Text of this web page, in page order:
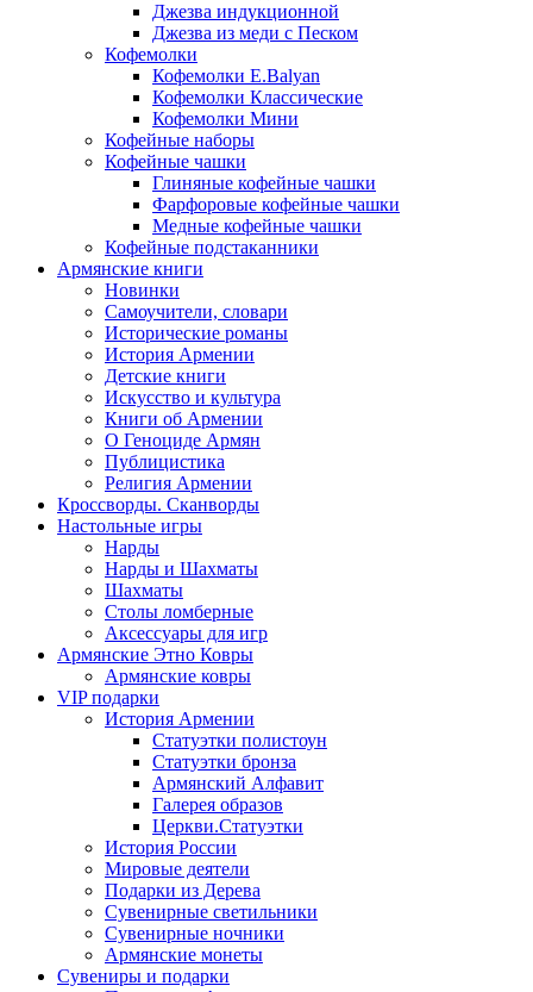
Джезва индукционной
Джезва из меди с Песком
Кофемолки
Кофемолки E.Balyan
Кофемолки Классические
Кофемолки Мини
Кофейные наборы
Кофейные чашки
Глиняные кофейные чашки
Фарфоровые кофейные чашки
Медные кофейные чашки
Кофейные подстаканники
Армянские книги
Новинки
Самоучители, словари
Исторические романы
История Армении
Детские книги
Иcкусство и культура
Книги об Армении
О Геноциде Армян
Публицистика
Религия Армении
Кроссворды. Сканворды
Настольные игры
Нарды
Нарды и Шахматы
Шахматы
Столы ломберные
Аксессуары для игр
Армянские Этно Ковры
Армянские ковры
VIP подарки
История Армении
Статуэтки полистоун
Статуэтки бронза
Армянский Алфавит
Галерея образов
Церкви.Статуэтки
История России
Мировые деятели
Подарки из Дерева
Сувенирные светильники
Сувенирные ночники
Армянские монеты
Сувениры и подарки